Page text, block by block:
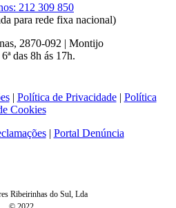
212 309 850
para rede fixa nacional)
2870-092 | Montijo
das 8h ás 17h.
| Política de Privacidade| Política
Cookies
| Portal Denúncia
Ribeirinhas do Sul, Lda